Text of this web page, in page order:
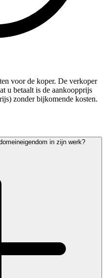
voor de koper. De verkoper
u betaalt is de aankoopprijs
zonder bijkomende kosten.
in zijn werk?